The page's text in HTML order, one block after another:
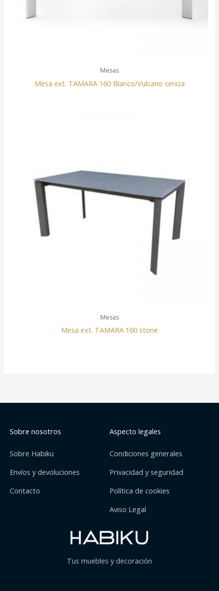
Mesas
Mesa ext. TAMARA 160 Blanco/Vulcano ceniza
Mesas
Mesa ext. TAMARA 160 stone
Sobre nosotros
Sobre Habiku
Envíos y devoluciones
Contacto
Aspecto legales
Condiciones generales
Privacidad y seguridad
Política de cookies
Aviso Legal
Tus muebles y decoración